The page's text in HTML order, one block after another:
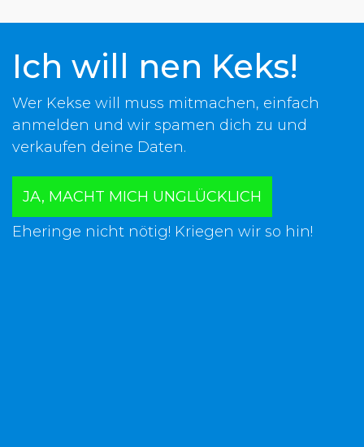
Ich will nen Keks!
Wer Kekse will muss mitmachen, einfach
anmelden und wir spamen dich zu und
verkaufen deine Daten.
JA, MACHT MICH UNGLÜCKLICH
Eheringe nicht nötig! Kriegen wir so hin!